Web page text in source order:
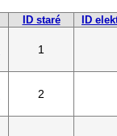
ID staré ID
1
2